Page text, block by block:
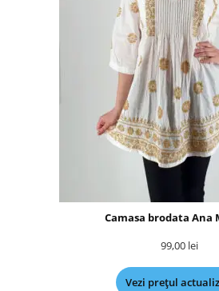
Camasa brodata Ana
99,00 lei
Vezi prețul